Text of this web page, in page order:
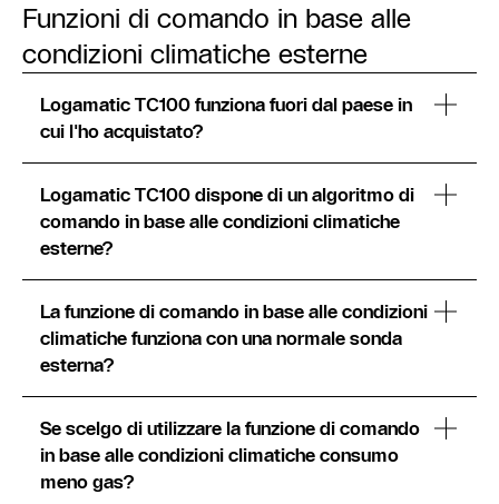
Funzioni di comando in base alle
condizioni climatiche esterne
Logamatic TC100 funziona fuori dal paese in
cui l'ho acquistato?
Logamatic TC100 dispone di un algoritmo di
comando in base alle condizioni climatiche
esterne?
La funzione di comando in base alle condizioni
climatiche funziona con una normale sonda
esterna?
Se scelgo di utilizzare la funzione di comando
in base alle condizioni climatiche consumo
meno gas?